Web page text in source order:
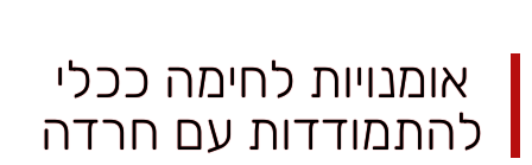
אומנויות לחימה ככלי
להתמודדות עם חרדה